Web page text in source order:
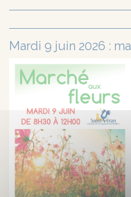
Mardi 9 juin 2026 :